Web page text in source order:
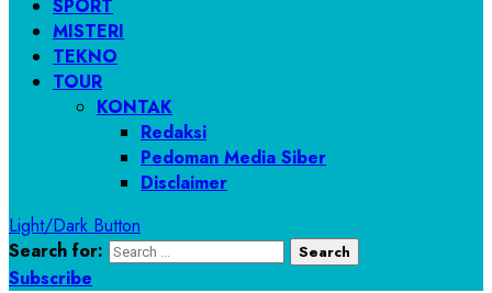
SPORT
MISTERI
TEKNO
TOUR
KONTAK
Redaksi
Pedoman Media Siber
Disclaimer
Light/Dark Button
Search for:
Subscribe